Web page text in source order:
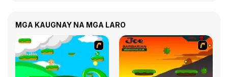
MGA KAUGNAY NA MGA LARO